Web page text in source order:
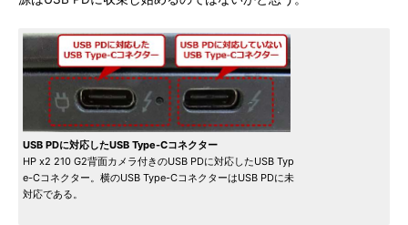
USB PDに対応したUSB Type-Cコネクター
HP x2 210 G2背面カメラ付きのUSB PDに対応したUSB Typ
e-Cコネクター。横のUSB Type-CコネクターはUSB PDに未
対応である。